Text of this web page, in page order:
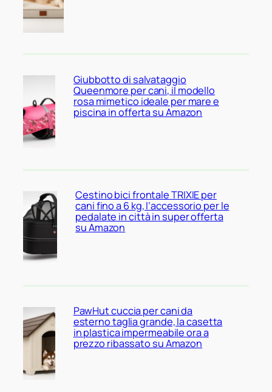
Giubbotto di salvataggio
Queenmore per cani, il modello
rosa mimetico ideale per mare e
piscina in offerta su Amazon
Cestino bici frontale TRIXIE per
cani fino a 6 kg, l’accessorio per le
pedalate in città in super offerta
su Amazon
PawHut cuccia per cani da
esterno taglia grande, la casetta
in plastica impermeabile ora a
prezzo ribassato su Amazon